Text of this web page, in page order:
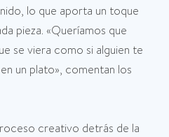
lo que aporta un toque
pieza. «Queríamos que
se viera como si alguien te
un plato», comentan los
creativo detrás de la